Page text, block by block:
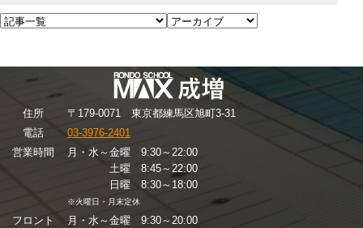
住所
〒179-0071 東京都練馬区旭町3-31
電話
03-3976-2401
営業時間
月・水～金曜 9:30～22:00
土曜 8:45～22:00
日曜 8:30～18:00
※火曜日・月末定休
フロント
月・水～金曜 9:30～20:00